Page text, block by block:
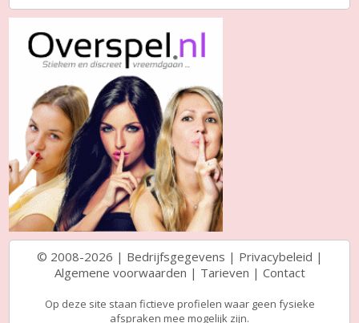
© 2008-2026 | Bedrijfsgegevens | Privacybeleid |
Algemene voorwaarden | Tarieven | Contact
Op deze site staan fictieve profielen waar geen fysieke
afspraken mee mogelijk zijn.